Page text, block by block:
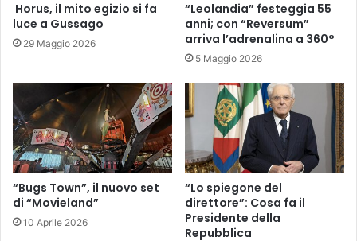
​ Horus, il mito egizio si fa
luce a Gussago
29 Maggio 2026
“Leolandia” festeggia 55
anni; con “Reversum”
arriva l’adrenalina a 360°
5 Maggio 2026
“Bugs Town”, il nuovo set
di “Movieland”
10 Aprile 2026
“Lo spiegone del
direttore”: Cosa fa il
Presidente della
Repubblica